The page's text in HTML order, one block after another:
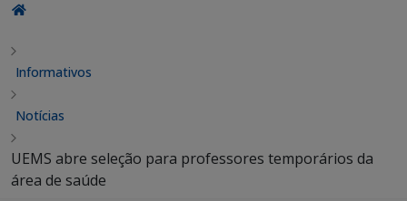
Informativos
Notícias
UEMS abre seleção para professores temporários da
área de saúde